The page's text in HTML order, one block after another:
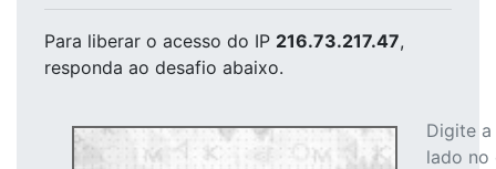
Para liberar o acesso do IP 216.73.217.47,
responda ao desafio abaixo.
Digite
lado no